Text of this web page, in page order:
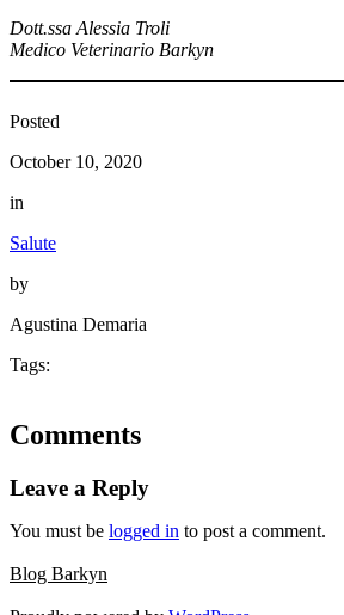
Dott.ssa Alessia Troli
Medico Veterinario Barkyn
Posted
October 10, 2020
in
Salute
by
Agustina Demaria
Tags:
Comments
Leave a Reply
You must be logged in to post a comment.
Blog Barkyn